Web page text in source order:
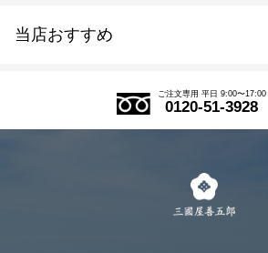
当店おすすめ
式部の香りシリーズ
会員規約について
ご注文専用 平日 9:00〜17:00
0120-51-3928